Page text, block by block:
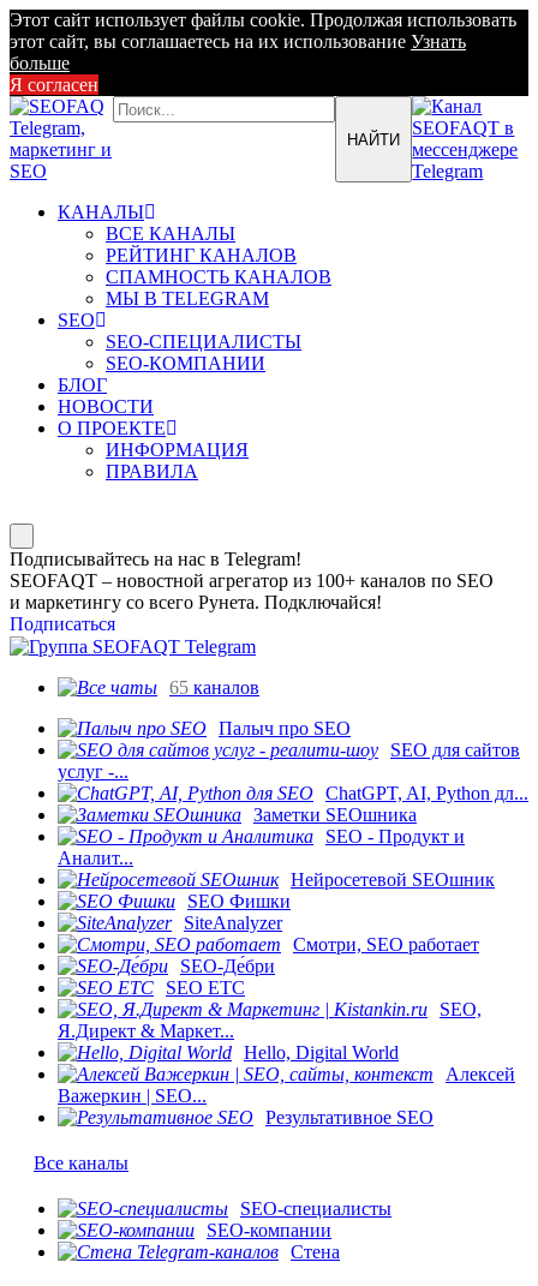
Этот сайт использует файлы cookie. Продолжая использовать
этот сайт, вы соглашаетесь на их использование Узнать
больше
Я согласен
КАНАЛЫ
ВСЕ КАНАЛЫ
РЕЙТИНГ КАНАЛОВ
СПАМНОСТЬ КАНАЛОВ
МЫ В TELEGRAM
SEO
SEO-СПЕЦИАЛИСТЫ
SEO-КОМПАНИИ
БЛОГ
НОВОСТИ
О ПРОЕКТЕ
ИНФОРМАЦИЯ
ПРАВИЛА
Подписывайтесь на нас в Telegram!
SEOFAQT – новостной агрегатор из 100+ каналов по SEO
и маркетингу со всего Рунета. Подключайся!
Подписаться
65 каналов
Палыч про SEO
SEO для сайтов
услуг -...
ChatGPT, AI, Python дл...
Заметки SEOшника
SEO - Продукт и
Аналит...
Нейросетевой SEOшник
SEO Фишки
SiteAnalyzer
Смотри, SEO работает
SEO-Де́бри
SEO ETC
SEO,
Я.Директ & Маркет...
Hello, Digital World
Алексей
Важеркин | SEO...
Результативное SEO
Все каналы
SEO-специалисты
SEO-компании
Стена